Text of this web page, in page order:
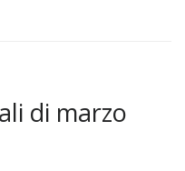
di marzo